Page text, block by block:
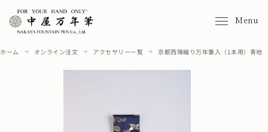
Menu
ホーム オンライン注文 アクセサリー一覧 京都西陣織り万年筆入（1本用）青地